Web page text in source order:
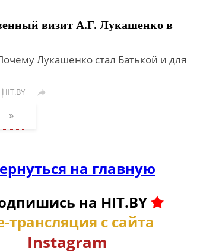
визит А.Г. Лукашенко в
Лукашенко стал Батькой и для
HIT.BY 
»
на главную
на HIT.BY
трансляция с сайта
Instagram